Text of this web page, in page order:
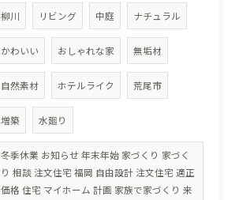
柳川 リビング 中庭 ナチュラル
かわいい おしゃれな家 無垢材
自然素材 ホテルライク 荒尾市
増築 水廻り
冬季休業 お知らせ 年末年始 家づくり 家づく
り 相談 注文住宅 福岡 自由設計 注文住宅 適正
価格 住宅 マイホーム 計画 家族で家づくり 来